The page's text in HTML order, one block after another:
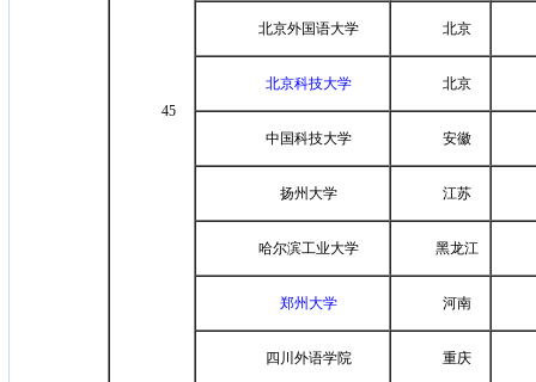
45
北京外国语大学 北京
北京科技大学 北京
中国科技大学 安徽
扬州大学 江苏
哈尔滨工业大学 黑龙江
郑州大学 河南
四川外语学院 重庆